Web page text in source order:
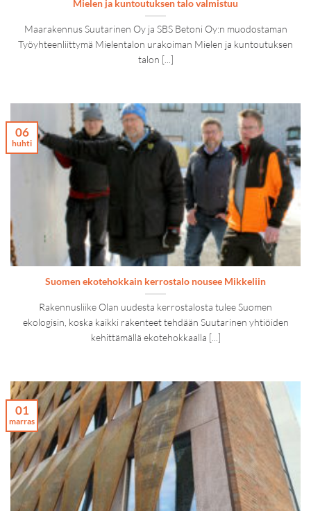
Mielen ja kuntoutuksen talo valmistuu
Maarakennus Suutarinen Oy ja SBS Betoni Oy:n muodostaman
Työyhteenliittymä Mielentalon urakoiman Mielen ja kuntoutuksen
talon [...]
Suomen ekotehokkain kerrostalo nousee Mikkeliin
Rakennusliike Olan uudesta kerrostalosta tulee Suomen
ekologisin, koska kaikki rakenteet tehdään Suutarinen yhtiöiden
kehittämällä ekotehokkaalla [...]
06
huhti
01
marras